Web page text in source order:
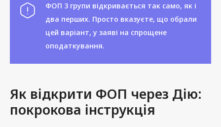
ФОП 3 групи відкривається так само, як і
два перших. Просто вказуєте, що обрали
цей варіант, у заяві на спрощене
оподаткування.
Як відкрити ФОП через Дію:
покрокова інструкція